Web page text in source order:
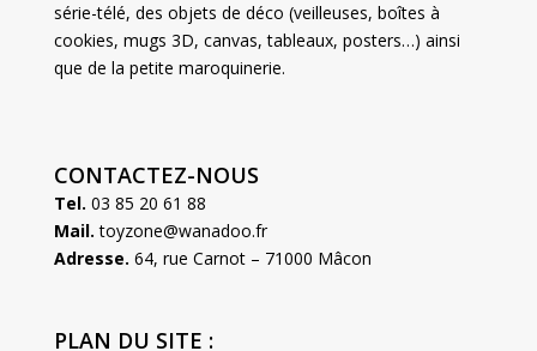
série-télé, des objets de déco (veilleuses, boîtes à
cookies, mugs 3D, canvas, tableaux, posters…) ainsi
que de la petite maroquinerie.
CONTACTEZ-NOUS
Tel. 03 85 20 61 88
Mail. toyzone@wanadoo.fr
Adresse. 64, rue Carnot – 71000 Mâcon
PLAN DU SITE :